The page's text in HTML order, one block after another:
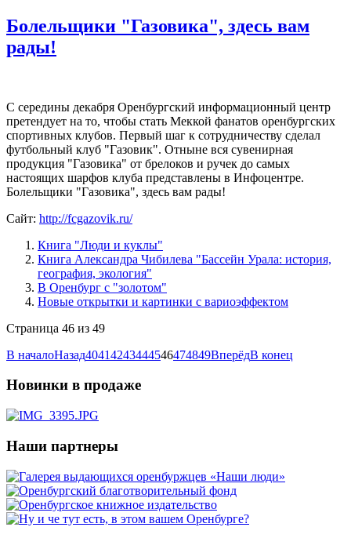
Болельщики "Газовика", здесь вам
рады!
С середины декабря Оренбургский информационный центр
претендует на то, чтобы стать Меккой фанатов оренбургских
спортивных клубов. Первый шаг к сотрудничеству сделал
футбольный клуб "Газовик". Отныне вся сувенирная
продукция "Газовика" от брелоков и ручек до самых
настоящих шарфов клуба представлены в Инфоцентре.
Болельщики "Газовика", здесь вам рады!
Сайт: http://fcgazovik.ru/
Книга "Люди и куклы"
Книга Александра Чибилева "Бассейн Урала: история,
география, экология"
В Оренбург с "золотом"
Новые открытки и картинки с вариоэффектом
Страница 46 из 49
В началоНазад40414243444546474849ВперёдВ конец
Новинки в продаже
Наши партнеры